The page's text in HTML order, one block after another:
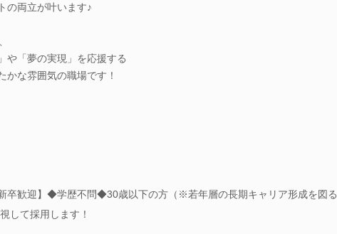
の両立が叶います♪
や「夢の実現」を応援する
かな雰囲気の職場です！
新卒歓迎】◆学歴不問◆30歳以下の方（※若年層の長期キャリア形成を図る
して採用します！